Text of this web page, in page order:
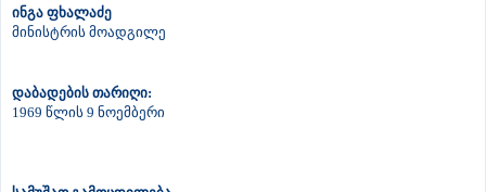
ინგა ფხალაძე
მინისტრის მოადგილე
დაბადების თარიღი:
1969 წლის 9 ნოემბერი